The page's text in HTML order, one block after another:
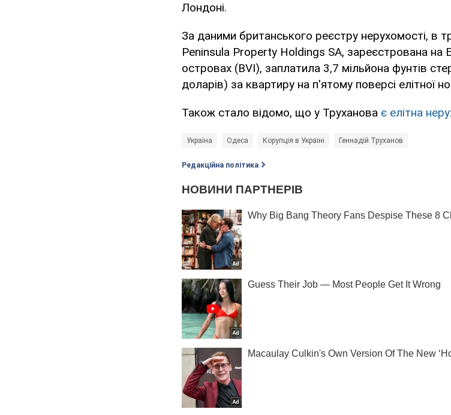
Лондоні.
За даними британського реєстру нерухомості, в
Peninsula Property Holdings SA, зареєстрована на
островах (BVI), заплатила 3,7 мільйона фунтів
доларів) за квартиру на п'ятому поверсі елітної
Також стало відомо, що у Труханова є елітна
Україна Одеса Корупція в Україні Геннадій Труханов
Редакційна політика